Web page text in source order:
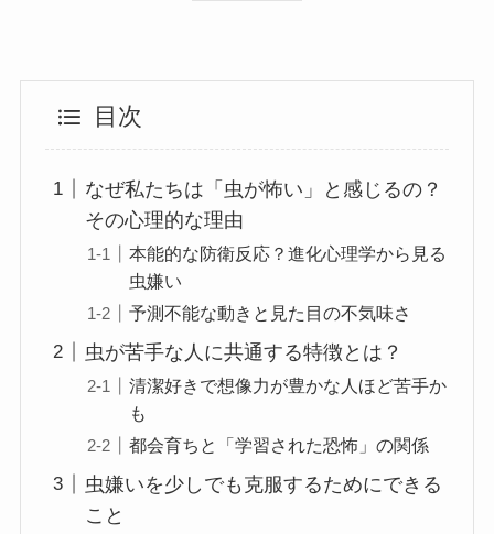
目次
なぜ私たちは「虫が怖い」と感じるの？
その心理的な理由
本能的な防衛反応？進化心理学から見る
虫嫌い
予測不能な動きと見た目の不気味さ
虫が苦手な人に共通する特徴とは？
清潔好きで想像力が豊かな人ほど苦手か
も
都会育ちと「学習された恐怖」の関係
虫嫌いを少しでも克服するためにできる
こと